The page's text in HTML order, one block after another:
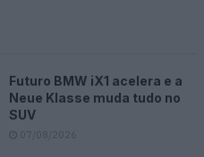
Futuro BMW iX1 acelera e a
Neue Klasse muda tudo no
SUV
07/08/2026